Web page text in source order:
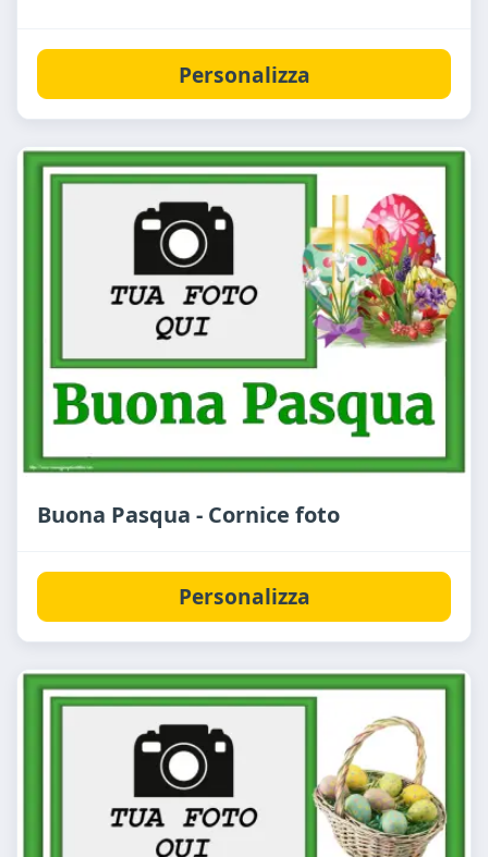
Personalizza
Buona Pasqua - Cornice foto
Personalizza